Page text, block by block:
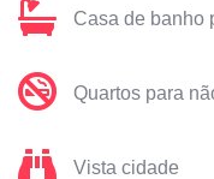
Casa de banho
Quartos para
Vista cidade